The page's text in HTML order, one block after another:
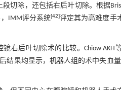
切除，还包括右后叶切除。根据
IMM评分系统[42]评定其为高难度手
右后叶切除术的比较。Chiow AKH
结果均显示，机器人组的术中失血